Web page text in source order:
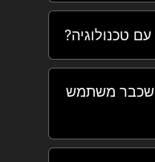
טכנולוגיה?
שכבר משתמש